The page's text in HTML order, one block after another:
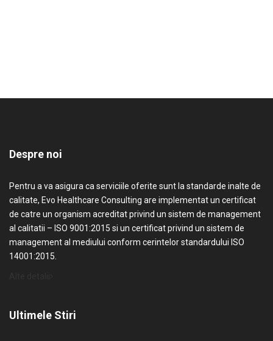
Despre noi
Pentru a va asigura ca serviciile oferite sunt la standarde inalte de
calitate, Evo Healthcare Consulting are implementat un certificat
de catre un organism acreditat privind un sistem de management
al calitatii – ISO 9001:2015 si un certificat privind un sistem de
management al mediului conform cerintelor standardului ISO
14001:2015.
Ultimele Stiri